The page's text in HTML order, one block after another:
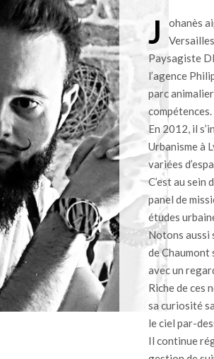
J
ohanès
Paysagiste
l’agence
parc
compétences.
En 2012, il
Urbanisme à
variées
C’est au sein
panel de
études
Notons aussi
de
avec un
Riche de ces
sa curiosité
le ciel par-
Il continue